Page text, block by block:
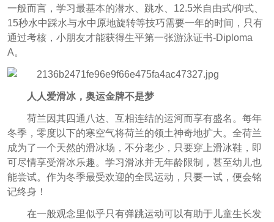
一般而言，学习最基本的潜水、跳水、12.5米自由式/仰式、
15秒水中踩水与水中原地旋转等技巧需要一年的时间，只有
通过考核，小朋友才能获得生平第一张游泳证书-Diploma
A。
人人爱滑冰，奥运金牌不是梦
荷兰因其四通八达、互相连结的运河而享有盛名。每年
冬季，零度以下的寒空气将荷兰的领土神奇地扩大。全荷兰
成为了一个天然的滑冰场，不分老少，只要穿上滑冰鞋，即
可尽情享受滑冰乐趣。学习滑冰并无年龄限制，甚至幼儿也
能尝试。作为冬季最受欢迎的全民运动，只要一试，便会铭
记终身！
在一般观念里似乎只有弹跳运动可以有助于儿童生长发